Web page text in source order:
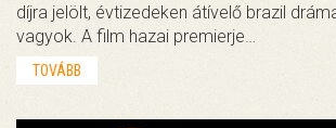
díjra jelölt, évtizedeken átívelő brazil
vagyok. A film hazai premierje…
TOVÁBB